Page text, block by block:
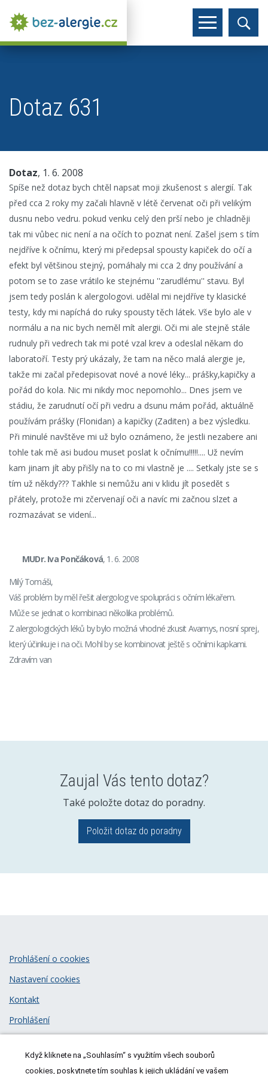
Dotaz 631
Dotaz, 1. 6. 2008
Spíše než dotaz bych chtěl napsat moji zkušenost s alergií. Tak
před cca 2 roky my začali hlavně v létě červenat oči při velikým
dusnu nebo vedru. pokud venku celý den prší nebo je chladněji
tak mi vůbec nic není a na očích to poznat není. Zašel jsem s tím
nejdříve k očnímu, který mi předepsal spousty kapiček do očí a
efekt byl většinou stejný, pomáhaly mi cca 2 dny používání a
potom se to zase vrátilo ke stejnému ''zarudlému'' stavu. Byl
jsem tedy poslán k alergologovi. udělal mi nejdříve ty klasické
testy, kdy mi napíchá do ruky spousty těch látek. Vše bylo ale v
normálu a na nic bych neměl mít alergii. Oči mi ale stejně stále
rudnuly při vedrech tak mi poté vzal krev a odeslal někam do
laboratoří. Testy prý ukázaly, že tam na něco malá alergie je,
takže mi začal předepisovat nové a nové léky... prášky,kapičky a
pořád do kola. Nic mi nikdy moc nepomohlo... Dnes jsem ve
stádiu, že zarudnutí očí při vedru a dsunu mám pořád, aktuálně
používám prášky (Flonidan) a kapičky (Zaditen) a bez výsledku.
Při minulé navštěve mi už bylo oznámeno, že jestli nezabere ani
tohle tak mě asi budou muset poslat k očnímu!!!!!.... Už nevím
kam jinam jít aby přišly na to co mi vlastně je .... Setkaly jste se s
tím už někdy??? Takhle si nemůžu ani v klidu jít posedět s
přátely, protože mi zčervenají oči a navíc mi začnou slzet a
rozmazávat se videní...
MUDr. Iva Pončáková, 1. 6. 2008
Milý Tomáši,
Váš problém by měl řešit alergolog ve spolupráci s očním lékařem.
Může se jednat o kombinaci několika problémů.
Z alergologických léků by bylo možná vhodné zkusit Avamys, nosní sprej,
který účinkuje i na oči. Mohl by se kombinovat ještě s očními kapkami.
Zdravím van
Zaujal Vás tento dotaz?
Také položte dotaz do poradny.
Položit dotaz do poradny
© 2026MeDitorial| ISSN 1805-3408
Prohlášení o cookies
Nastavení cookies
Kontakt
Prohlášení
Když kliknete na „Souhlasím“ s využitím všech souborů
cookies, poskytnete tím souhlas k jejich ukládání ve vašem